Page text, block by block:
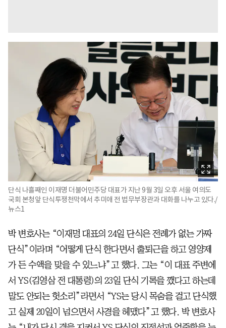
단식 나흘째인 이재명 더불어민주당 대표가 지난 9월 3일 오후 서울 여의도
국회 본청앞 단식투쟁천막에서 추미애 전 법무부장관과 대화를 나누고 있다./
뉴스1
박 변호사는 “이재명 대표의 24일 단식은 전례가 없는 가짜
단식”이라며 “어떻게 단식 한다면서 출퇴근을 하고 영양제
가 든 수액을 맞을 수 있느냐”고 했다. 그는 “이 대표 주변에
서 YS(김영삼 전 대통령)의 23일 단식 기록을 깼다고 하는데
말도 안되는 헛소리”라면서 “YS는 당시 목숨을 걸고 단식했
고 실제 20일이 넘으면서 사경을 헤맸다”고 했다. 박 변호사